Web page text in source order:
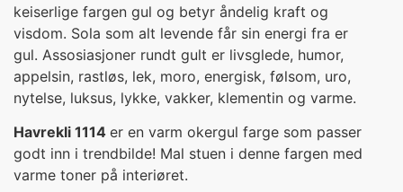
keiserlige fargen gul og betyr åndelig kraft og
visdom. Sola som alt levende får sin energi fra er
gul. Assosiasjoner rundt gult er livsglede, humor,
appelsin, rastløs, lek, moro, energisk, følsom, uro,
nytelse, luksus, lykke, vakker, klementin og varme.
Havrekli 1114 er en varm okergul farge som passer
godt inn i trendbilde! Mal stuen i denne fargen med
varme toner på interiøret.